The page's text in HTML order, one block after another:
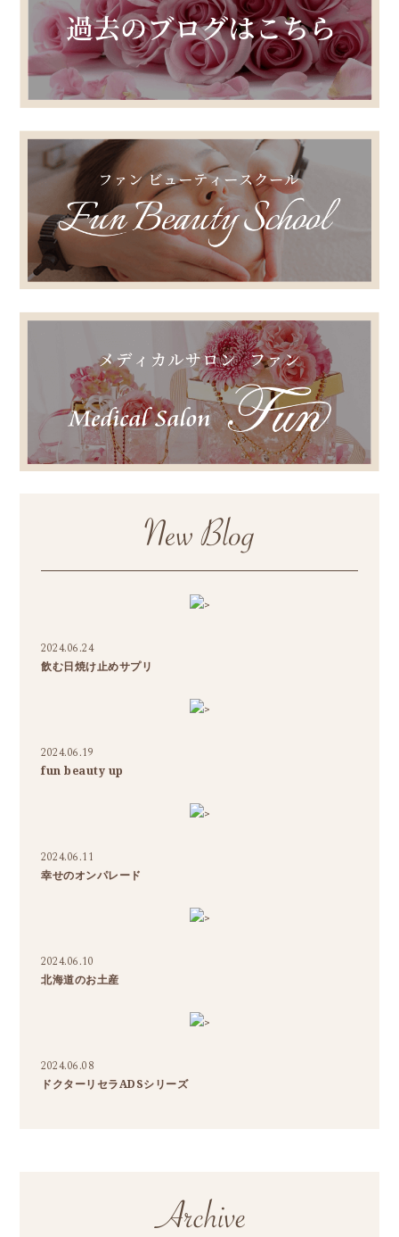
>
2024.06.24
飲む日焼け止めサプリ
>
2024.06.19
fun beauty up
>
2024.06.11
幸せのオンパレード
>
2024.06.10
北海道のお土産
>
2024.06.08
ドクターリセラADSシリーズ